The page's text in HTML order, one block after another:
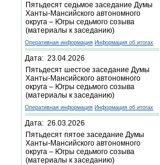
Пятьдесят седьмое заседание Думы
Ханты-Мансийского автономного
округа – Югры седьмого созыва
(материалы к заседанию)
Оперативная информация Информация об итогах
Дата: 23.04.2026
Пятьдесят шестое заседание Думы
Ханты-Мансийского автономного
округа – Югры седьмого созыва
(материалы к заседанию)
Оперативная информация Информация об итогах
Дата: 26.03.2026
Пятьдесят пятое заседание Думы
Ханты-Мансийского автономного
округа – Югры седьмого созыва
(материалы к заседанию)